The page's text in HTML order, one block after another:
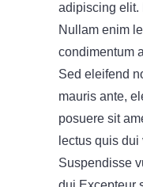
adipiscing elit.
Nullam enim
condimentum
Sed eleifend
mauris ante,
posuere sit
lectus quis
Suspendisse